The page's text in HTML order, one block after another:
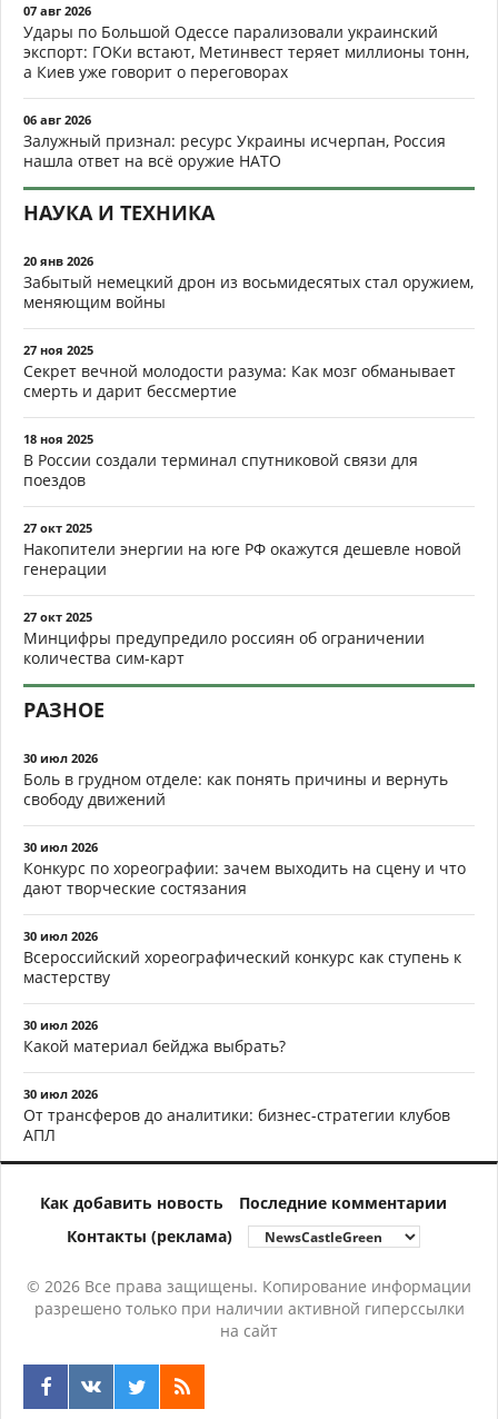
07 авг 2026
Удары по Большой Одессе парализовали украинский
экспорт: ГОКи встают, Метинвест теряет миллионы тонн,
а Киев уже говорит о переговорах
06 авг 2026
Залужный признал: ресурс Украины исчерпан, Россия
нашла ответ на всё оружие НАТО
НАУКА И ТЕХНИКА
20 янв 2026
Забытый немецкий дрон из восьмидесятых стал оружием,
меняющим войны
27 ноя 2025
Секрет вечной молодости разума: Как мозг обманывает
смерть и дарит бессмертие
18 ноя 2025
В России создали терминал спутниковой связи для
поездов
27 окт 2025
Накопители энергии на юге РФ окажутся дешевле новой
генерации
27 окт 2025
Минцифры предупредило россиян об ограничении
количества сим-карт
РАЗНОЕ
30 июл 2026
Боль в грудном отделе: как понять причины и вернуть
свободу движений
30 июл 2026
Конкурс по хореографии: зачем выходить на сцену и что
дают творческие состязания
30 июл 2026
Всероссийский хореографический конкурс как ступень к
мастерству
30 июл 2026
Какой материал бейджа выбрать?
30 июл 2026
От трансферов до аналитики: бизнес-стратегии клубов
АПЛ
Как добавить новость
Последние комментарии
Контакты (реклама)
© 2026 Все права защищены. Копирование информации
разрешено только при наличии активной гиперссылки
на сайт